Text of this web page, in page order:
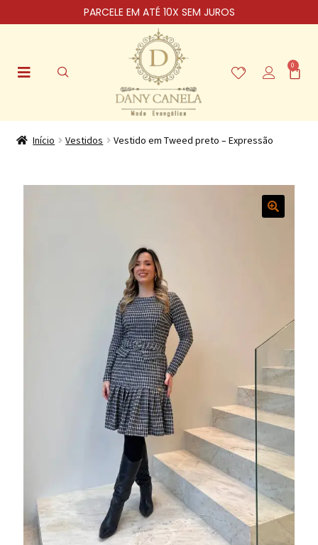
PARCELE EM ATÉ 10X SEM JUROS
0
Início Vestidos Vestido em Tweed preto – Expressão